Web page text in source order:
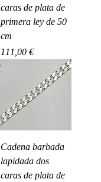
caras de plata de
primera ley de 50
cm
Precio
111,00 €
Cadena barbada
lapidada dos
caras de plata de